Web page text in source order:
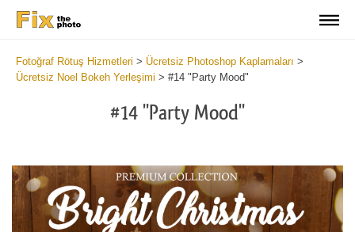
Fotoğraf Rötuş Hizmetleri > Ücretsiz Photoshop Kaplamaları >
Ücretsiz Noel Bokeh Yerleşimi > #14 "Party Mood"
#14 "Party Mood"